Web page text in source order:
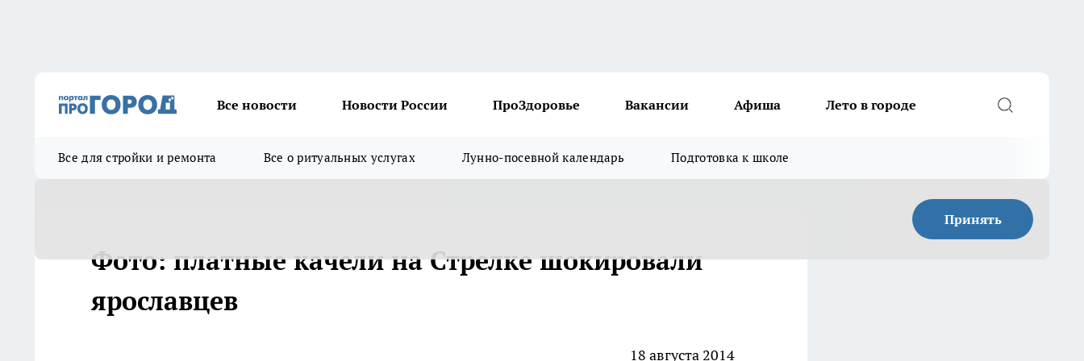
Все новости Новости России ПроЗдоровье Вакансии Афиша Лето в городе
Все для стройки и ремонта Все о ритуальных услугах Лунно-посевной календарь Подготовка к школе
Принять
Фото: платные качели на Стрелке шокировали
ярославцев
18 августа 2014